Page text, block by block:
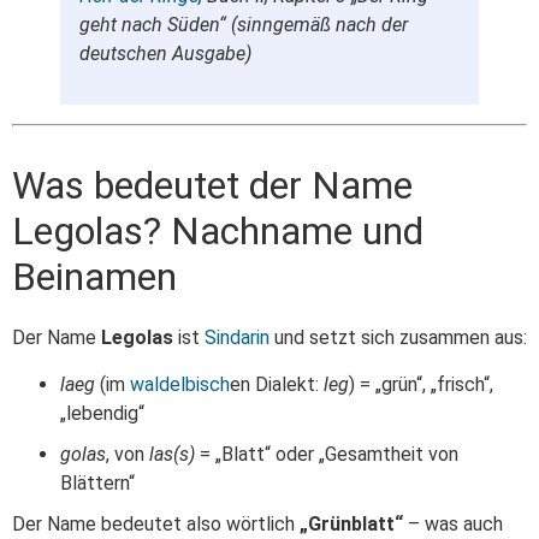
geht nach Süden“ (sinngemäß nach der
deutschen Ausgabe)
Was bedeutet der Name
Legolas? Nachname und
Beinamen
Der Name Legolas ist Sindarin und setzt sich zusammen aus:
laeg (im waldelbischen Dialekt: leg) = „grün“, „frisch“,
„lebendig“
golas, von las(s) = „Blatt“ oder „Gesamtheit von
Blättern“
Der Name bedeutet also wörtlich „Grünblatt“ – was auch